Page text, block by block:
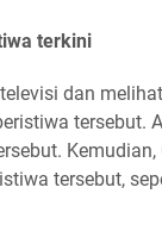
terkini
dan
tersebut.
tersebut,